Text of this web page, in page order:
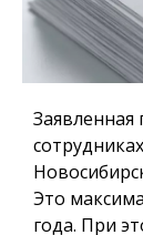
Заявленная
Это
года. При